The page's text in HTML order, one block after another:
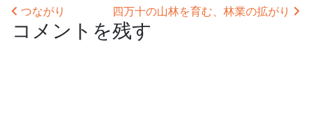
投稿ナビゲーション
つながり 四万十の山林を育む、林業の拡がり
コメントを残す